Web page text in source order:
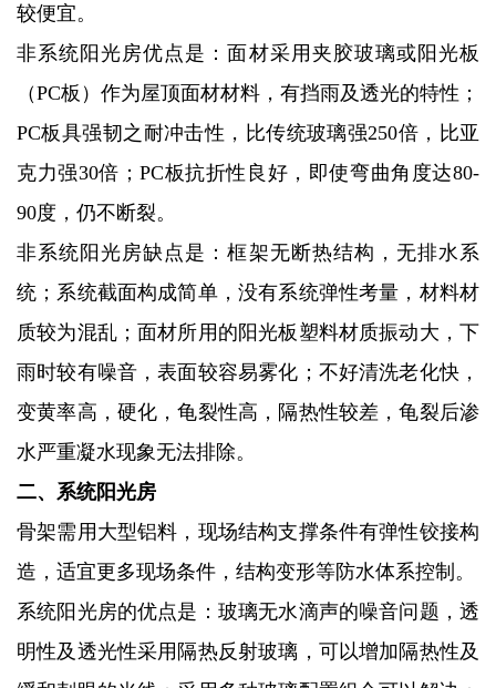
较便宜。
非系统阳光房优点是：面材采用夹胶玻璃或阳光板
（PC板）作为屋顶面材材料，有挡雨及透光的特性；
PC板具强韧之耐冲击性，比传统玻璃强250倍，比亚
克力强30倍；PC板抗折性良好，即使弯曲角度达80-
90度，仍不断裂。
非系统阳光房缺点是：框架无断热结构，无排水系
统；系统截面构成简单，没有系统弹性考量，材料材
质较为混乱；面材所用的阳光板塑料材质振动大，下
雨时较有噪音，表面较容易雾化；不好清洗老化快，
变黄率高，硬化，龟裂性高，隔热性较差，龟裂后渗
水严重凝水现象无法排除。
二、系统阳光房
骨架需用大型铝料，现场结构支撑条件有弹性铰接构
造，适宜更多现场条件，结构变形等防水体系控制。
系统阳光房的优点是：玻璃无水滴声的噪音问题，透
明性及透光性采用隔热反射玻璃，可以增加隔热性及